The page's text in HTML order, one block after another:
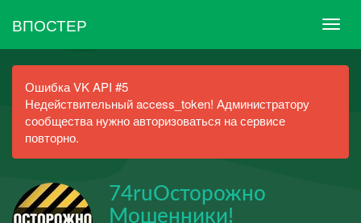
ВПОСТЕР
Ошибка VK API #5
Недействительный access_token! Администратору
сообщества нужно авторизоваться на сервисе
повторно.
74ruОсторожно
Мошенники!